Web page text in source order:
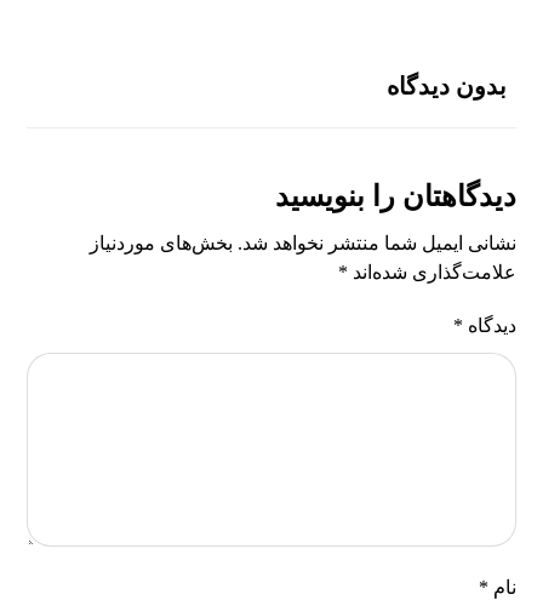
بدون دیدگاه
دیدگاهتان را بنویسید
نشانی ایمیل شما منتشر نخواهد شد. بخش‌های موردنیاز
علامت‌گذاری شده‌اند *
دیدگاه *
نام *